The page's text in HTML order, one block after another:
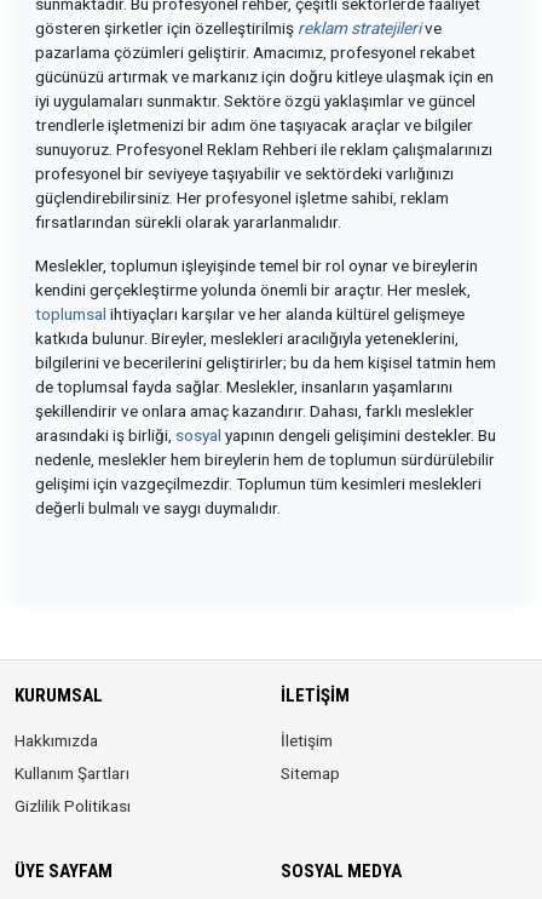
gösteren şirketler için özelleştirilmiş reklam stratejilerive
pazarlama çözümleri geliştirir. Amacımız, profesyonel rekabet
gücünüzü artırmak ve markanız için doğru kitleye ulaşmak için en
iyi uygulamaları sunmaktır. Sektöre özgü yaklaşımlar ve güncel
trendlerle işletmenizi bir adım öne taşıyacak araçlar ve bilgiler
sunuyoruz. Profesyonel Reklam Rehberi ile reklam çalışmalarınızı
profesyonel bir seviyeye taşıyabilir ve sektördeki varlığınızı
güçlendirebilirsiniz. Her profesyonel işletme sahibi, reklam
fırsatlarından sürekli olarak yararlanmalıdır.
Meslekler, toplumun işleyişinde temel bir rol oynar ve bireylerin
kendini gerçekleştirme yolunda önemli bir araçtır. Her meslek,
toplumsal ihtiyaçları karşılar ve her alanda kültürel gelişmeye
katkıda bulunur. Bireyler, meslekleri aracılığıyla yeteneklerini,
bilgilerini ve becerilerini geliştirirler; bu da hem kişisel tatmin hem
de toplumsal fayda sağlar. Meslekler, insanların yaşamlarını
şekillendirir ve onlara amaç kazandırır. Dahası, farklı meslekler
arasındaki iş birliği, sosyal yapının dengeli gelişimini destekler. Bu
nedenle, meslekler hem bireylerin hem de toplumun sürdürülebilir
gelişimi için vazgeçilmezdir. Toplumun tüm kesimleri meslekleri
değerli bulmalı ve saygı duymalıdır.
KURUMSAL
Hakkımızda
Kullanım Şartları
Gizlilik Politikası
İLETIŞIM
İletişim
Sitemap
ÜYE SAYFAM SOSYAL MEDYA